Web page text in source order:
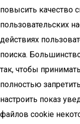
повысить качество
пользовательских
действиях
поиска.
так, чтобы
полностью
настроить показ
файлов cookie